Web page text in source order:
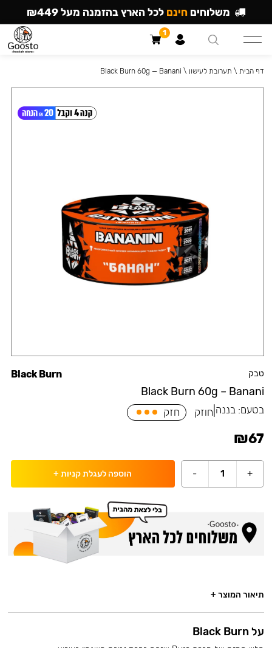
טבק
Black Burn 60g – Banani
Black Burn
בטעם:בננה חוזק חזק
₪67
+
1
- הוספה לעגלת קניות +
דף הבית \ תערובת לעישון \
Black Burn 60g — Banani
תיאור המוצר +
על Black Burn
משלוחים חינם לכל הארץ בהזמנה מעל ₪449
1